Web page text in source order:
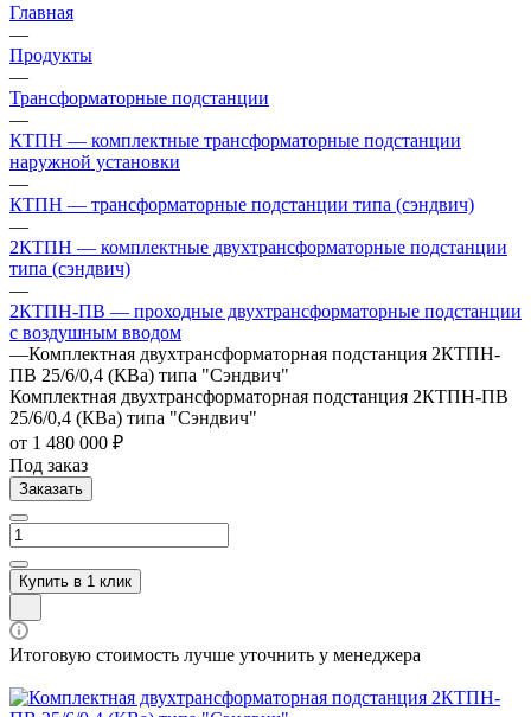
Главная
—
Продукты
—
Трансформаторные подстанции
—
КТПН — комплектные трансформаторные подстанции
наружной установки
—
КТПН — трансформаторные подстанции типа (сэндвич)
—
2КТПН — комплектные двухтрансформаторные подстанции
типа (сэндвич)
—
2КТПН-ПВ — проходные двухтрансформаторные подстанции
с воздушным вводом
—Комплектная двухтрансформаторная подстанция 2КТПН-
ПВ 25/6/0,4 (КВа) типа "Сэндвич"
Комплектная двухтрансформаторная подстанция 2КТПН-ПВ
25/6/0,4 (КВа) типа "Сэндвич"
от 1 480 000 ₽
Под заказ
Заказать
Купить в 1 клик
Итоговую стоимость лучше уточнить у менеджера